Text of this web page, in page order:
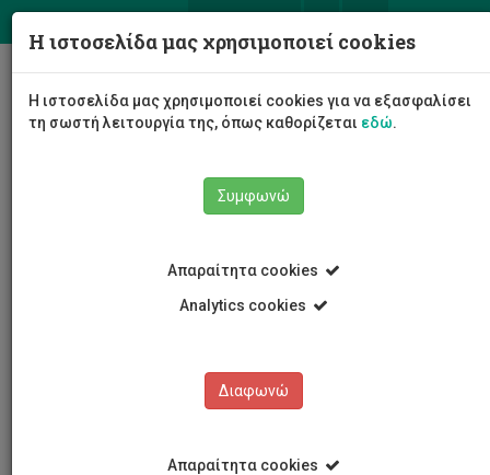
Η ιστοσελίδα μας χρησιμοποιεί cookies
Η ιστοσελίδα μας χρησιμοποιεί cookies για να εξασφαλίσει
τη σωστή λειτουργία της, όπως καθορίζεται εδώ.
Συμφωνώ
Απαραίτητα cookies
Analytics cookies
Διαφωνώ
Απαραίτητα cookies